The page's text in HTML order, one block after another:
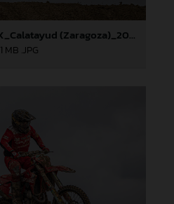
Gerard Congost_CE_MX_Calatayud (Zaragoza)_2024
1 MB .JPG